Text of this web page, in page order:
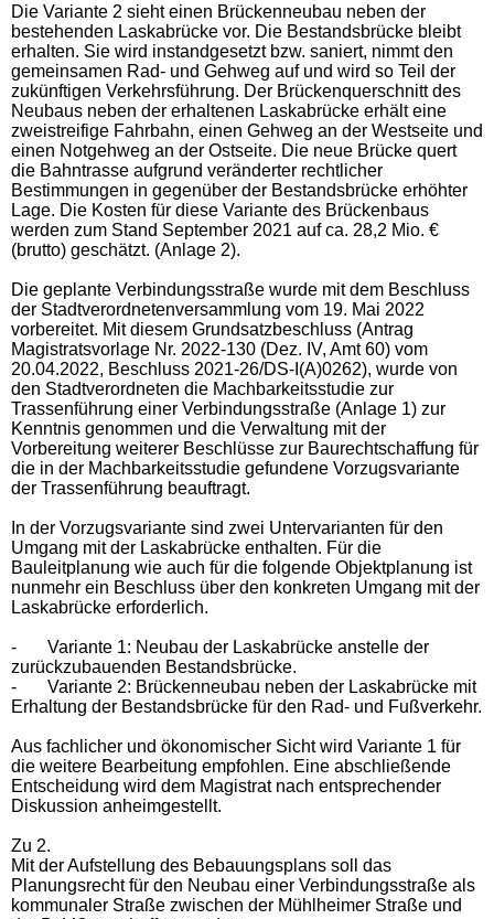
Die Variante 2 sieht einen Brückenneubau neben der
bestehenden Laskabrücke vor. Die Bestandsbrücke bleibt
erhalten. Sie wird instandgesetzt bzw. saniert, nimmt den
gemeinsamen Rad- und Gehweg auf und wird so Teil der
zukünftigen Verkehrsführung. Der Brückenquerschnitt des
Neubaus neben der erhaltenen Laskabrücke erhält eine
zweistreifige Fahrbahn, einen Gehweg an der Westseite und
einen Notgehweg an der Ostseite. Die neue Brücke quert
die Bahntrasse aufgrund veränderter rechtlicher
Bestimmungen in gegenüber der Bestandsbrücke erhöhter
Lage. Die Kosten für diese Variante des Brückenbaus
werden zum Stand September 2021 auf ca. 28,2 Mio. €
(brutto) geschätzt. (Anlage 2).
Die geplante Verbindungsstraße wurde mit dem Beschluss
der Stadtverordnetenversammlung vom 19. Mai 2022
vorbereitet. Mit diesem Grundsatzbeschluss (Antrag
Magistratsvorlage Nr. 2022-130 (Dez. IV, Amt 60) vom
20.04.2022, Beschluss 2021-26/DS-I(A)0262), wurde von
den Stadtverordneten die Machbarkeitsstudie zur
Trassenführung einer Verbindungsstraße (Anlage 1) zur
Kenntnis genommen und die Verwaltung mit der
Vorbereitung weiterer Beschlüsse zur Baurechtschaffung für
die in der Machbarkeitsstudie gefundene Vorzugsvariante
der Trassenführung beauftragt.
In der Vorzugsvariante sind zwei Untervarianten für den
Umgang mit der Laskabrücke enthalten. Für die
Bauleitplanung wie auch für die folgende Objektplanung ist
nunmehr ein Beschluss über den konkreten Umgang mit der
Laskabrücke erforderlich.
-
Variante 1: Neubau der Laskabrücke anstelle der
zurückzubauenden Bestandsbrücke.
-
Variante 2: Brückenneubau neben der Laskabrücke mit
Erhaltung der Bestandsbrücke für den Rad- und Fußverkehr.
Aus fachlicher und ökonomischer Sicht wird Variante 1 für
die weitere Bearbeitung empfohlen. Eine abschließende
Entscheidung wird dem Magistrat nach entsprechender
Diskussion anheimgestellt.
Zu 2.
Mit der Aufstellung des Bebauungsplans soll das
Planungsrecht für den Neubau einer Verbindungsstraße als
kommunaler Straße zwischen der Mühlheimer Straße und